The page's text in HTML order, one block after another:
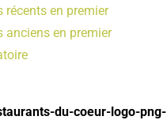
récents en premier
anciens en premier
du-coeur-logo-png-